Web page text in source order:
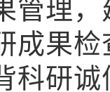
管理，
成果检
科研诚